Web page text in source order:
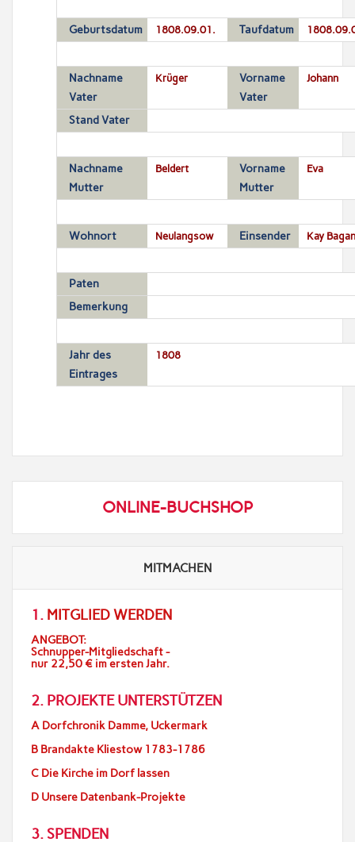
Geburtsdatum 1808.09.01. Taufdatum
Nachname
Vater
Krüger
Vorname
Vater
Johann
Stand Vater
Nachname
Mutter
Beldert
Vorname
Mutter
Eva
Wohnort Neulangsow Einsender Kay
Paten
Bemerkung
Jahr des
Eintrages
1808
ONLINE-BUCHSHOP
MITMACHEN
1. MITGLIED WERDEN
ANGEBOT:
Schnupper-Mitgliedschaft -
nur 22,50 € im ersten Jahr.
2. PROJEKTE UNTERSTÜTZEN
A Dorfchronik Damme, Uckermark
B Brandakte Kliestow 1783-1786
C Die Kirche im Dorf lassen
D Unsere Datenbank-Projekte
3. SPENDEN